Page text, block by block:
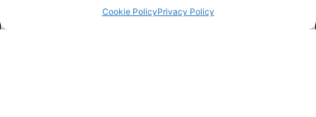
Cookie PolicyPrivacy Policy